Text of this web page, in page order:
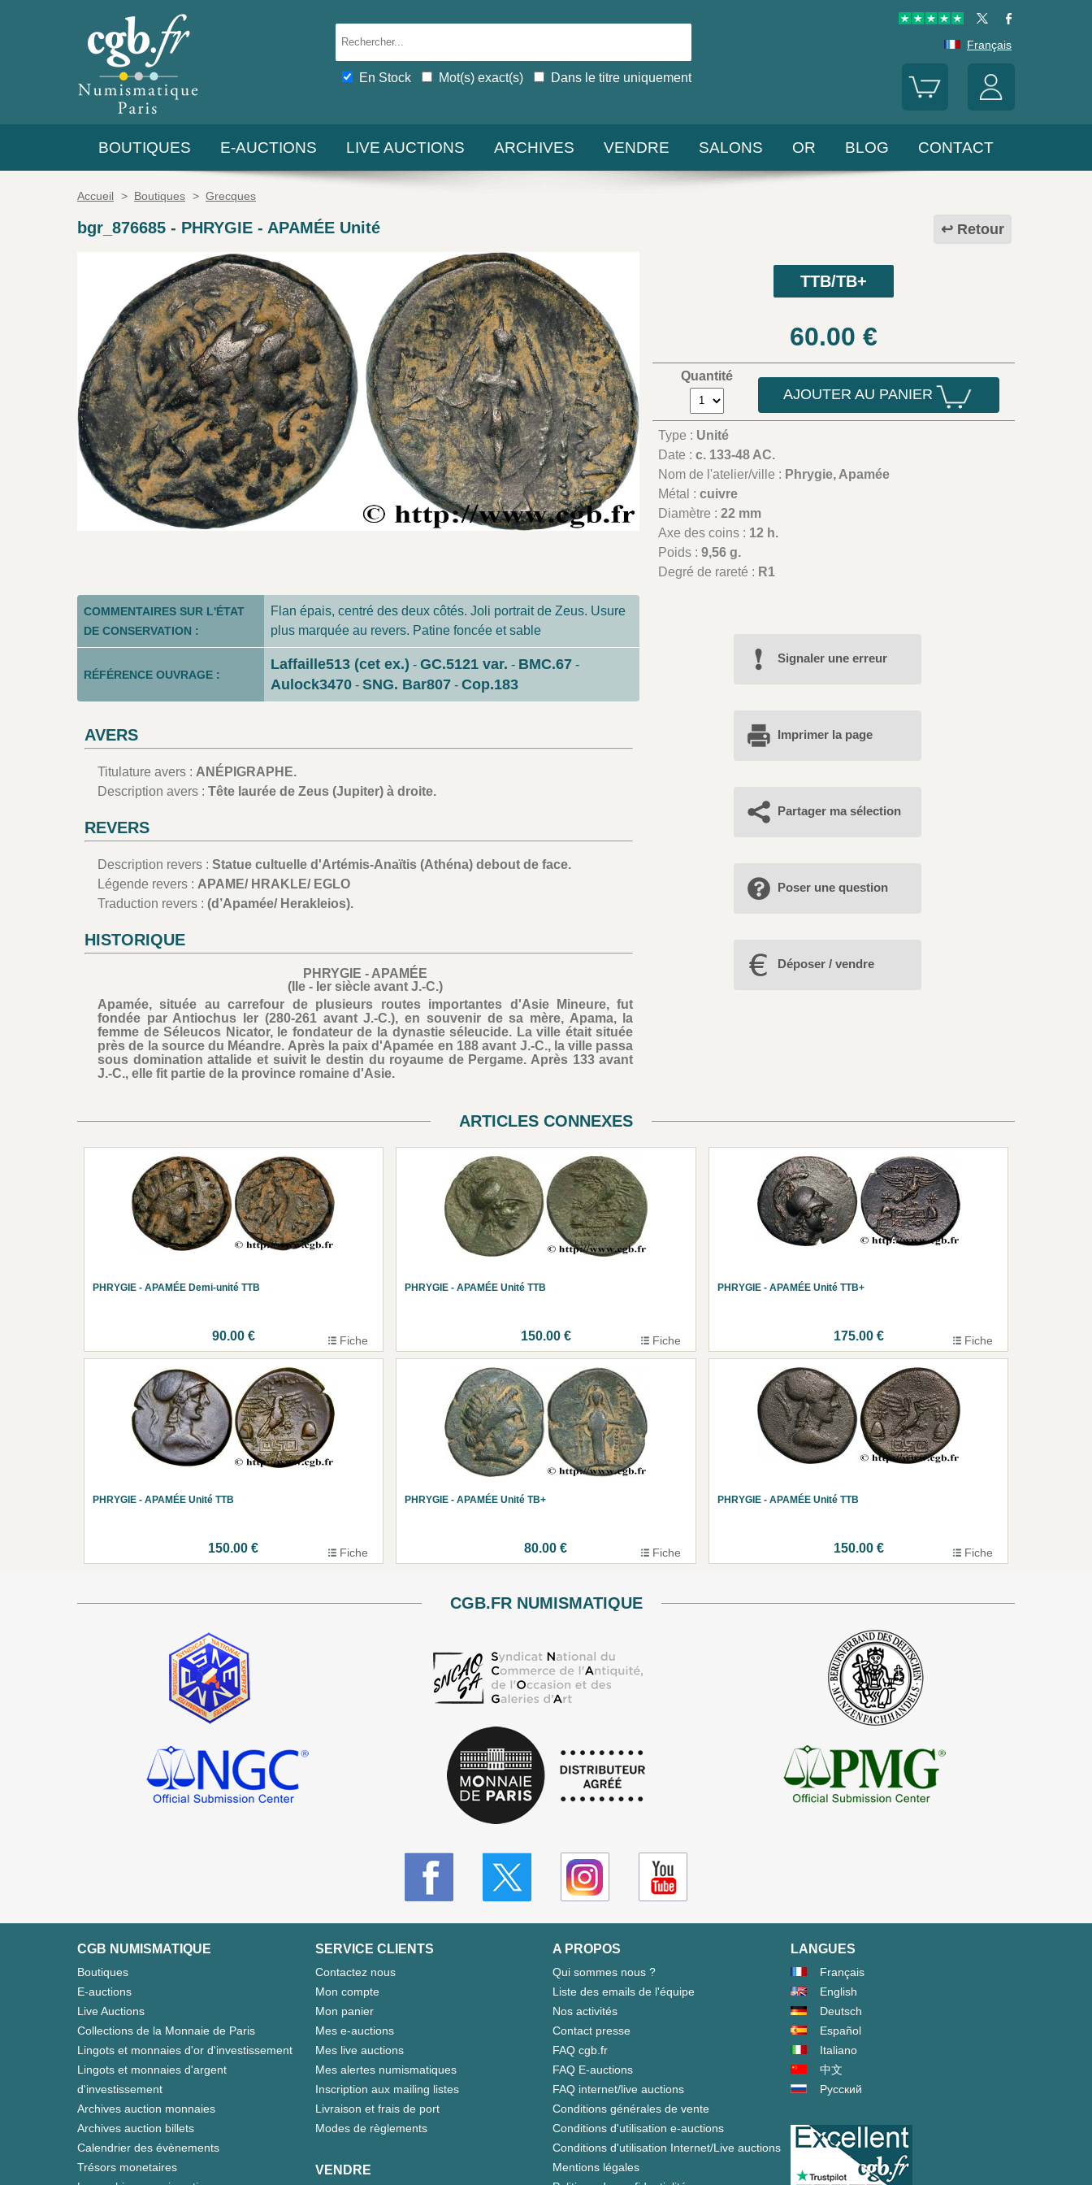
En Stock Mot(s) exact(s) Dans le titre uniquement
Français
BOUTIQUES E-AUCTIONS LIVE AUCTIONS ARCHIVES VENDRE SALONS OR BLOG CONTACT
Accueil > Boutiques > Grecques
Retour
bgr_876685 - PHRYGIE - APAMÉE Unité
TTB/TB+
60.00 €
Quantité
AJOUTER AU PANIER
Type : Unité
Date :c. 133-48 AC.
Nom de l'atelier/ville : Phrygie, Apamée
Métal :cuivre
Diamètre :22 mm
Axe des coins : 12 h.
Poids :9,56 g.
Degré de rareté : R1
COMMENTAIRES SUR L'ÉTAT
DE CONSERVATION :
Flan épais, centré des deux côtés. Joli portrait de Zeus. Usure
plus marquée au revers. Patine foncée et sable
RÉFÉRENCE OUVRAGE :
Laffaille513 (cet ex.) - GC.5121 var. - BMC.67 -
Aulock3470 - SNG. Bar807 - Cop.183
AVERS
Titulature avers : ANÉPIGRAPHE.
Description avers : Tête laurée de Zeus (Jupiter) à droite.
REVERS
Description revers : Statue cultuelle d'Artémis-Anaïtis (Athéna) debout de face.
Légende revers : APAME/ HRAKLE/ EGLO
Traduction revers : (d’Apamée/ Herakleios).
HISTORIQUE
PHRYGIE - APAMÉE
(IIe - Ier siècle avant J.-C.)
Apamée, située au carrefour de plusieurs routes importantes d'Asie Mineure, fut
fondée par Antiochus Ier (280-261 avant J.-C.), en souvenir de sa mère, Apama, la
femme de Séleucos Nicator, le fondateur de la dynastie séleucide. La ville était située
près de la source du Méandre. Après la paix d'Apamée en 188 avant J.-C., la ville passa
sous domination attalide et suivit le destin du royaume de Pergame. Après 133 avant
J.-C., elle fit partie de la province romaine d'Asie.
Signaler une erreur
Imprimer la page
Partager ma sélection
Poser une question
Déposer / vendre
ARTICLES CONNEXES
PHRYGIE - APAMÉE Demi-unité TTB
90.00 € Fiche
PHRYGIE - APAMÉE Unité TTB
150.00 € Fiche
PHRYGIE - APAMÉE Unité TTB+
175.00 € Fiche
PHRYGIE - APAMÉE Unité TTB
150.00 € Fiche
PHRYGIE - APAMÉE Unité TB+
80.00 € Fiche
PHRYGIE - APAMÉE Unité TTB
150.00 € Fiche
CGB.FR NUMISMATIQUE
CGB NUMISMATIQUE
Boutiques
E-auctions
Live Auctions
Collections de la Monnaie de Paris
Lingots et monnaies d'or d'investissement
Lingots et monnaies d'argent
d'investissement
Archives auction monnaies
Archives auction billets
Calendrier des évènements
Trésors monetaires
SERVICE CLIENTS
Contactez nous
Mon compte
Mon panier
Mes e-auctions
Mes live auctions
Mes alertes numismatiques
Inscription aux mailing listes
Livraison et frais de port
Modes de règlements
VENDRE
A PROPOS
Qui sommes nous ?
Liste des emails de l'équipe
Nos activités
Contact presse
FAQ cgb.fr
FAQ E-auctions
FAQ internet/live auctions
Conditions générales de vente
Conditions d'utilisation e-auctions
Conditions d'utilisation Internet/Live auctions
Mentions légales
LANGUES
Français
English
Deutsch
Español
Italiano
中文
Русский